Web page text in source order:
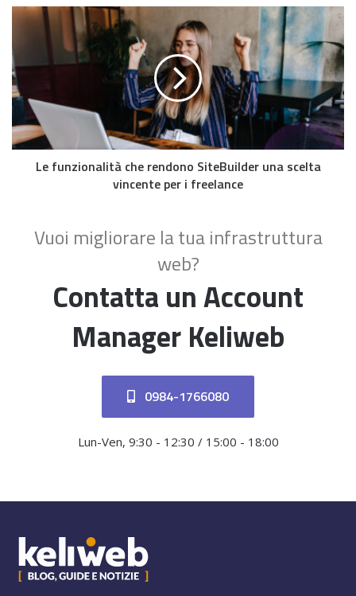
Le funzionalità che rendono SiteBuilder una scelta
vincente per i freelance
Vuoi migliorare la tua infrastruttura
web?
Contatta un Account
Manager Keliweb
0984-1766080
Lun-Ven, 9:30 - 12:30 / 15:00 - 18:00